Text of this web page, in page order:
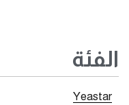
الفئة
Yeastar